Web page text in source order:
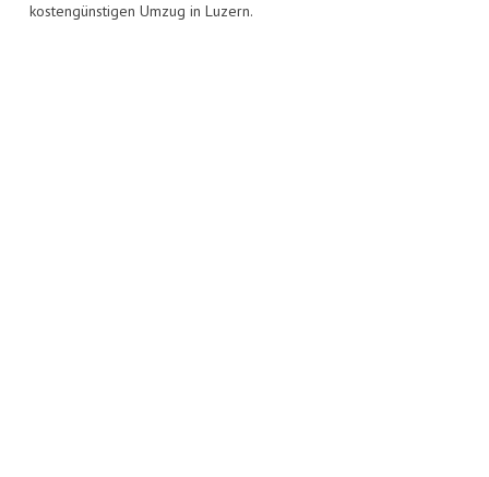
kostengünstigen Umzug in Luzern.